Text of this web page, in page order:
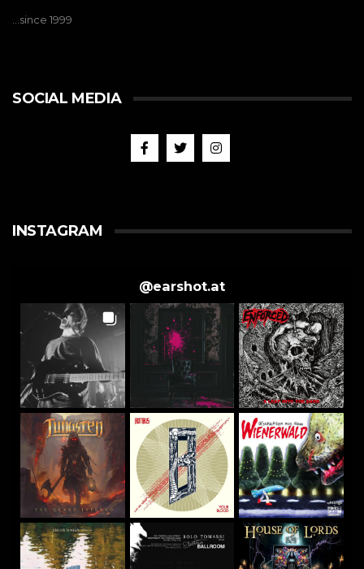
…since 1999
SOCIAL MEDIA
INSTAGRAM
@earshot.at